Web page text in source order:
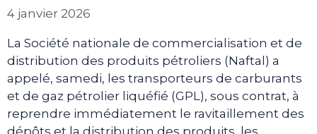
4 janvier 2026
La Société nationale de commercialisation et de
distribution des produits pétroliers (Naftal) a
appelé, samedi, les transporteurs de carburants
et de gaz pétrolier liquéfié (GPL), sous contrat, à
reprendre immédiatement le ravitaillement des
dépôts et la distribution des produits, les